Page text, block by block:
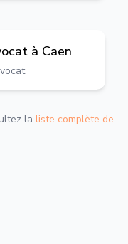
à Caen
la liste complète de